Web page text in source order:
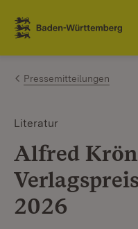
Zum Inhalt
Link zur Startseite
Pressemitteilungen
Literatur
Alfred
2026